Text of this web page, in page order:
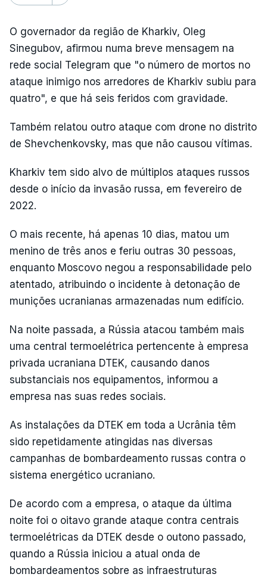
O governador da região de Kharkiv, Oleg
Sinegubov, afirmou numa breve mensagem na
rede social Telegram que "o número de mortos no
ataque inimigo nos arredores de Kharkiv subiu para
quatro", e que há seis feridos com gravidade.
Também relatou outro ataque com drone no distrito
de Shevchenkovsky, mas que não causou vítimas.
Kharkiv tem sido alvo de múltiplos ataques russos
desde o início da invasão russa, em fevereiro de
2022.
O mais recente, há apenas 10 dias, matou um
menino de três anos e feriu outras 30 pessoas,
enquanto Moscovo negou a responsabilidade pelo
atentado, atribuindo o incidente à detonação de
munições ucranianas armazenadas num edifício.
Na noite passada, a Rússia atacou também mais
uma central termoelétrica pertencente à empresa
privada ucraniana DTEK, causando danos
substanciais nos equipamentos, informou a
empresa nas suas redes sociais.
As instalações da DTEK em toda a Ucrânia têm
sido repetidamente atingidas nas diversas
campanhas de bombardeamento russas contra o
sistema energético ucraniano.
De acordo com a empresa, o ataque da última
noite foi o oitavo grande ataque contra centrais
termoelétricas da DTEK desde o outono passado,
quando a Rússia iniciou a atual onda de
bombardeamentos sobre as infraestruturas